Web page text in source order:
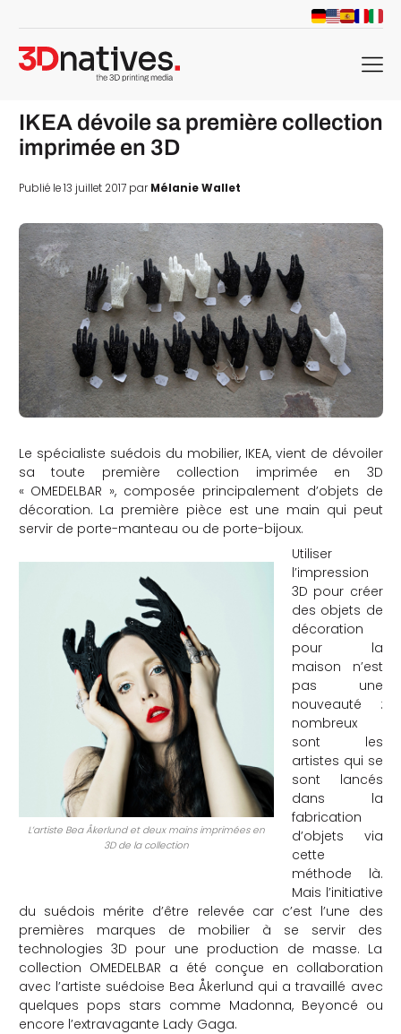
menu
IKEA dévoile sa première collection
imprimée en 3D
Publié le 13 juillet 2017 parMélanie Wallet
Le spécialiste suédois du mobilier, IKEA, vient de dévoiler
sa toute première collection imprimée en 3D
« OMEDELBAR », composée principalement d’objets de
décoration. La première pièce est une main qui peut
servir de porte-manteau ou de porte-bijoux.
L’artiste Bea Åkerlund et deux mains imprimées en
3D de la collection
Utiliser
l’impression
3D pour créer
des objets de
décoration
pour la
maison n’est
pas une
nouveauté :
nombreux
sont les
artistes qui se
sont lancés
dans la
fabrication
d’objets via
cette
méthode là.
Mais l’initiative
du suédois mérite d’être relevée car c’est l’une des
premières marques de mobilier à se servir des
technologies 3D pour une production de masse. La
collection OMEDELBAR a été conçue en collaboration
avec l’artiste suédoise Bea Åkerlund qui a travaillé avec
quelques pops stars comme Madonna, Beyoncé ou
encore l’extravagante Lady Gaga.